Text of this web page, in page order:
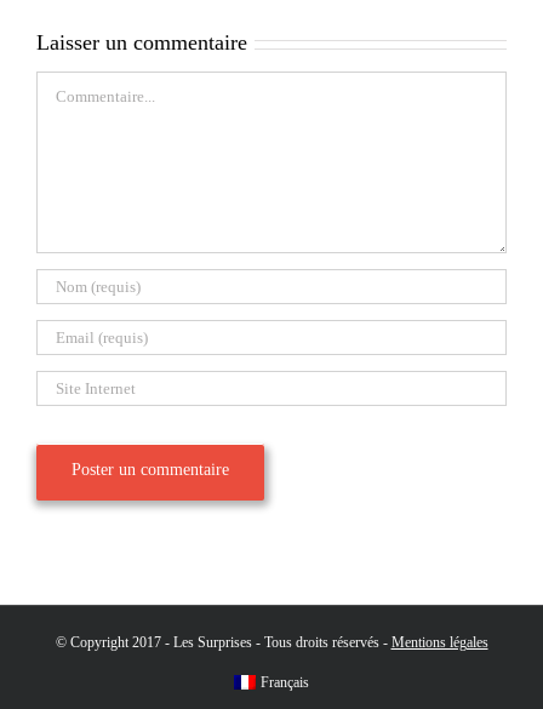
Laisser un commentaire
Commentaire
© Copyright 2017 - Les Surprises - Tous droits réservés - Mentions légales
Français